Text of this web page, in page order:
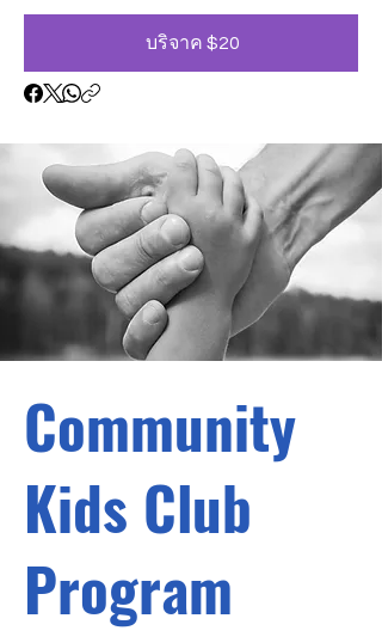
บริจาค $20
Community
Kids Club
Program